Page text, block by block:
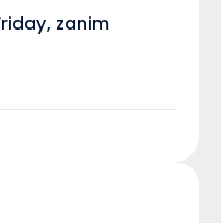
zanim